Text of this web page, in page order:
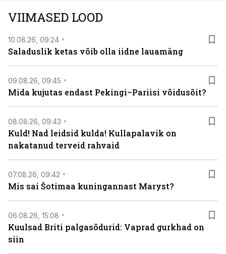
viasathistory.eu/ee
VIIMASED LOOD
10.08.26, 09:24
Saladuslik ketas võib olla iidne lauamäng
09.08.26, 09:45
Mida kujutas endast Pekingi–Pariisi võidusõit?
08.08.26, 09:43
Kuld! Nad leidsid kulda! Kullapalavik on
nakatanud terveid rahvaid
07.08.26, 09:42
Mis sai Šotimaa kuningannast Maryst?
06.08.26, 15:08
Kuulsad Briti palgasõdurid: Vaprad gurkhad on
siin